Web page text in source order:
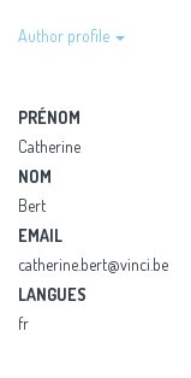
Author profile
PRÉNOM
Catherine
NOM
Bert
EMAIL
catherine.bert@vinci.be
LANGUES
fr